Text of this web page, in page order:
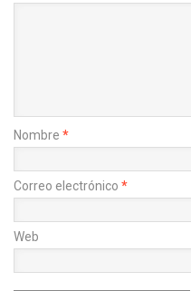
Nombre *
Correo electrónico *
Web